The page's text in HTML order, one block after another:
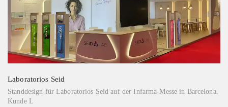
Laboratorios Seid
Standdesign für Laboratorios Seid auf der Infarma-Messe in Barcelona.
Kunde L